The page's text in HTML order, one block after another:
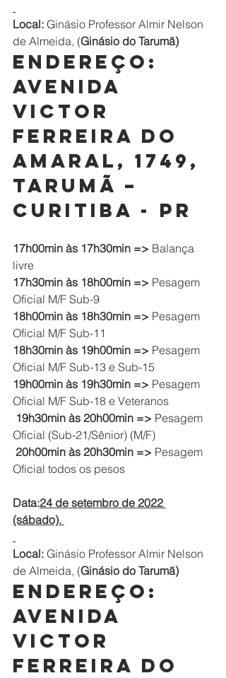
Local: Ginásio Professor Almir Nelson
de Almeida, (Ginásio do Tarumã)
Endereço:
Avenida
Victor
Ferreira do
Amaral, 1749,
Tarumã –
Curitiba - PR
17h00min às 17h30min => Balança
livre
17h30min às 18h00min => Pesagem
Oficial M/F Sub-9
18h00min às 18h30min => Pesagem
Oficial M/F Sub-11
18h30min às 19h00min => Pesagem
Oficial M/F Sub-13 e Sub-15
19h00min às 19h30min => Pesagem
Oficial M/F Sub-18 e Veteranos
19h30min às 20h00min => Pesagem
Oficial (Sub-21/Sênior) (M/F)
20h00min às 20h30min => Pesagem
Oficial todos os pesos
Data:24 de setembro de 2022
(sábado).
Local: Ginásio Professor Almir Nelson
de Almeida, (Ginásio do Tarumã)
Endereço:
Avenida
Victor
Ferreira do